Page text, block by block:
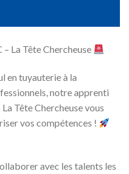
La Tête Chercheuse
en tuyauterie à la
notre apprenti
Tête Chercheuse vous
vos compétences !
avec les talents les